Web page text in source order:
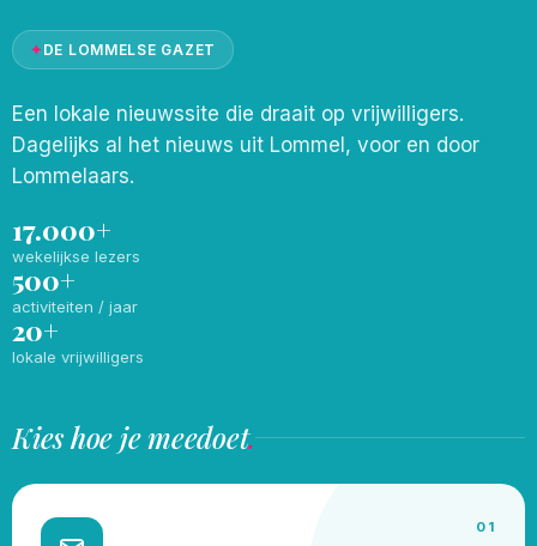
✦DE LOMMELSE GAZET
Een lokale nieuwssite die draait op vrijwilligers.
Dagelijks al het nieuws uit Lommel, voor en door
Lommelaars.
17.000+
wekelijkse lezers
500+
activiteiten / jaar
20+
lokale vrijwilligers
Kies hoe je meedoet.
01